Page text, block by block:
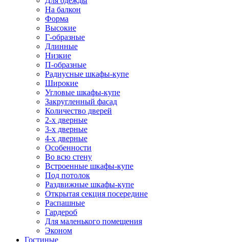
На балкон
Форма
Высокие
Г-образные
Длинные
Низкие
П-образные
Радиусные шкафы-купе
Широкие
Угловые шкафы-купе
Закругленный фасад
Количество дверей
2-х дверные
3-х дверные
4-х дверные
Особенности
Во всю стену
Встроенные шкафы-купе
Под потолок
Раздвижные шкафы-купе
Открытая секция посередине
Распашные
Гардероб
Для маленького помещения
Эконом
Гостиные